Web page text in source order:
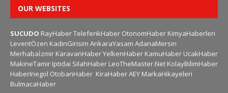
OUR WEBSITES
SUCUDO RayHaberTeleferikHaber OtonomHaber KimyaHaberleri
LeventÖzen KadinGirisim AnkaraYasam AdanaMersin
Merhabaİzmir KaravanHaberYelkenHaber KamuHaber UcakHaber
MakineTamir Iptidai SilahHaber LeoTheMaster.Net KolayBilimHaber
HaberInegol OtobanHaber KiraHaberAEY MarkaHikayeleri
BulmacaHaber